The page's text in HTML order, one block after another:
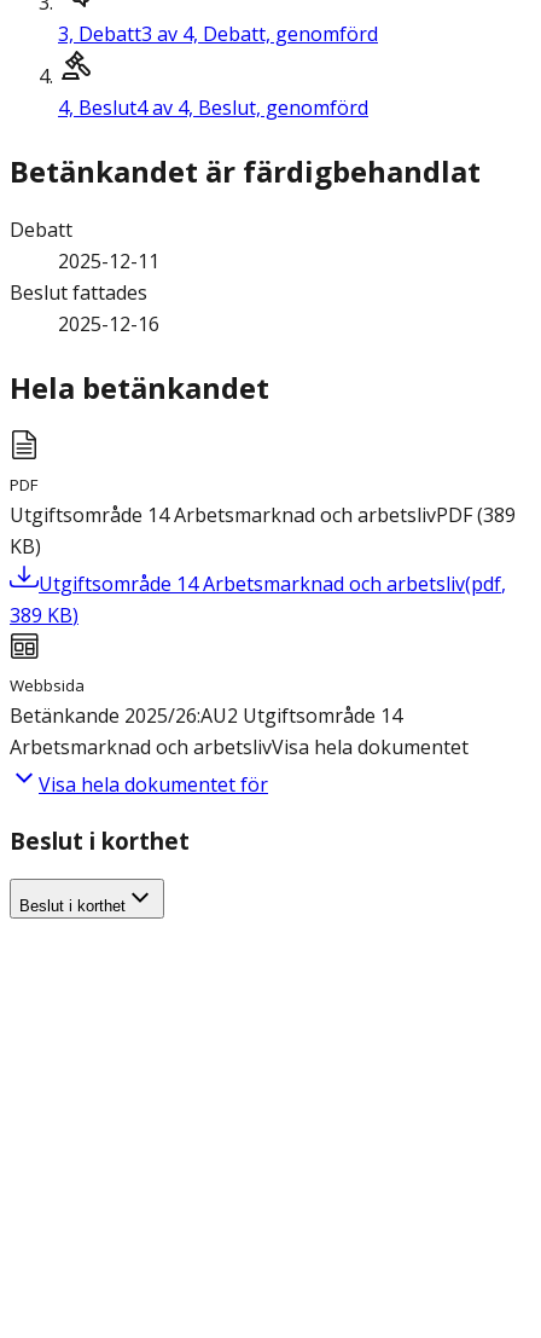
3, Debatt3 av 4, Debatt, genomförd
4, Beslut4 av 4, Beslut, genomförd
Betänkandet är färdigbehandlat
Debatt
2025-12-11
Beslut fattades
2025-12-16
Hela betänkandet
PDF
Utgiftsområde 14 Arbetsmarknad och arbetslivPDF(389
KB)
Utgiftsområde 14 Arbetsmarknad och arbetsliv(pdf,
389 KB)
Webbsida
Betänkande 2025/26:AU2 Utgiftsområde 14
Arbetsmarknad och arbetslivVisa hela dokumentet
Visa hela dokumentet för
Beslut i korthet
Beslut i korthet